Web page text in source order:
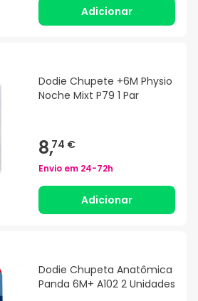
Adicionar
Dodie Chupete +6M Physio
Noche Mixt P79 1 Par
8,74 €
Envio em 24-72h
Adicionar
Dodie Chupeta Anatômica
Panda 6M+ A102 2 Unidades